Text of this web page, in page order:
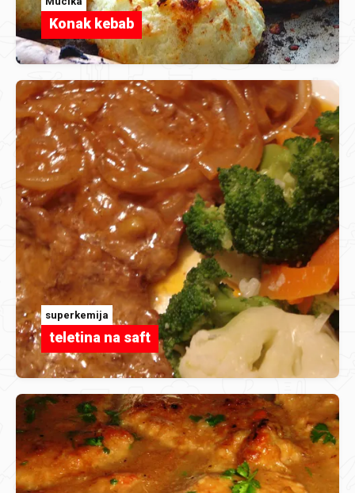
Konak kebab
superkemija
teletina na saft